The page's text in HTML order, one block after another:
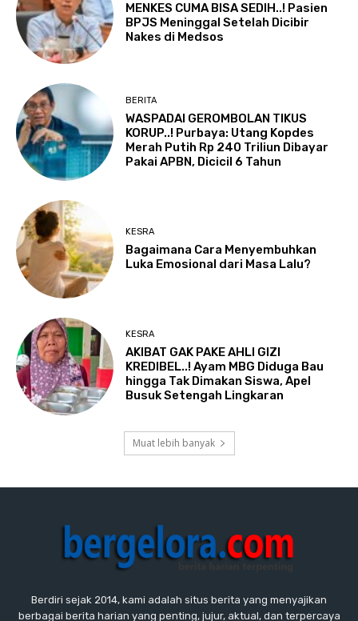
MENKES CUMA BISA SEDIH..! Pasien
BPJS Meninggal Setelah Dicibir
Nakes di Medsos
BERITA
WASPADAI GEROMBOLAN TIKUS
KORUP..! Purbaya: Utang Kopdes
Merah Putih Rp 240 Triliun Dibayar
Pakai APBN, Dicicil 6 Tahun
KESRA
Bagaimana Cara Menyembuhkan
Luka Emosional dari Masa Lalu?
KESRA
AKIBAT GAK PAKE AHLI GIZI
KREDIBEL..! Ayam MBG Diduga Bau
hingga Tak Dimakan Siswa, Apel
Busuk Setengah Lingkaran
Muat lebih banyak
Berdiri sejak 2014, kami adalah situs berita yang menyajikan
berbagai berita harian yang penting, jujur, aktual, dan terpercaya